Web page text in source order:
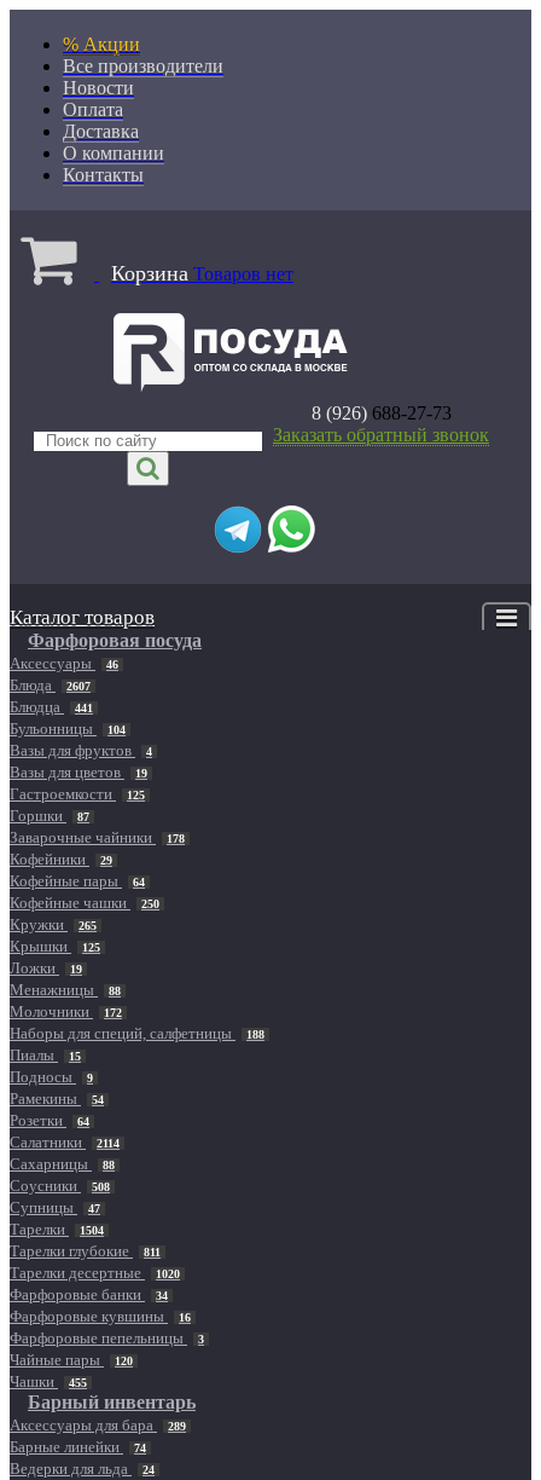
% Акции
Все производители
Новости
Оплата
Доставка
О компании
Контакты
Корзина Товаров нет
8 (926)688-27-73
Заказать обратный звонок
Каталог товаров
Фарфоровая посуда
Аксессуары 46
Блюда 2607
Блюдца 441
Бульонницы 104
Вазы для фруктов 4
Вазы для цветов 19
Гастроемкости 125
Горшки 87
Заварочные чайники 178
Кофейники 29
Кофейные пары 64
Кофейные чашки 250
Кружки 265
Крышки 125
Ложки 19
Менажницы 88
Молочники 172
Наборы для специй, салфетницы 188
Пиалы 15
Подносы 9
Рамекины 54
Розетки 64
Салатники 2114
Сахарницы 88
Соусники 508
Супницы 47
Тарелки 1504
Тарелки глубокие 811
Тарелки десертные 1020
Фарфоровые банки 34
Фарфоровые кувшины 16
Фарфоровые пепельницы 3
Чайные пары 120
Чашки 455
Барный инвентарь
Аксессуары для бара 289
Барные линейки 74
Ведерки для льда 24